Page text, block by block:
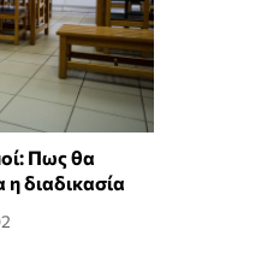
Πως θα
η διαδικασία